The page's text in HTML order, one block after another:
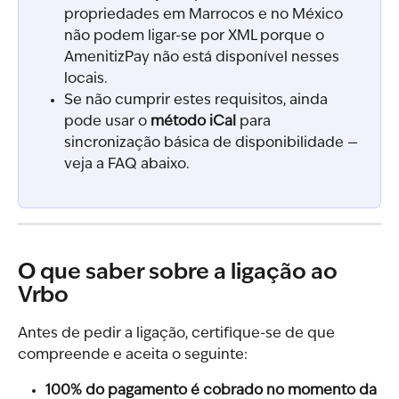
propriedades em Marrocos e no México
não podem ligar-se por XML porque o
AmenitizPay não está disponível nesses
locais.
Se não cumprir estes requisitos, ainda
pode usar o método iCal para
sincronização básica de disponibilidade —
veja a FAQ abaixo.
O que saber sobre a ligação ao
Vrbo
Antes de pedir a ligação, certifique-se de que
compreende e aceita o seguinte:
100% do pagamento é cobrado no momento da